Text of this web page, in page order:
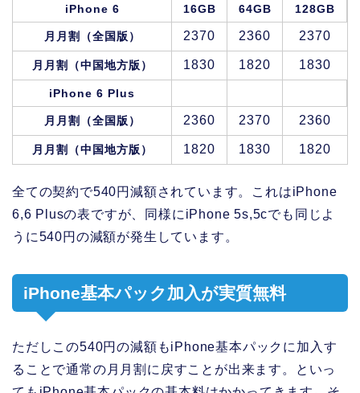
iPhone 6 16GB 64GB 128GB
月月割（全国版） 2370 2360 2370
月月割（中国地方版） 1830 1820 1830
iPhone 6 Plus
月月割（全国版） 2360 2370 2360
月月割（中国地方版） 1820 1830 1820
全ての契約で540円減額されています。これはiPhone
6,6 Plusの表ですが、同様にiPhone 5s,5cでも同じよ
うに540円の減額が発生しています。
iPhone基本パック加入が実質無料
ただしこの540円の減額もiPhone基本パックに加入す
ることで通常の月月割に戻すことが出来ます。といっ